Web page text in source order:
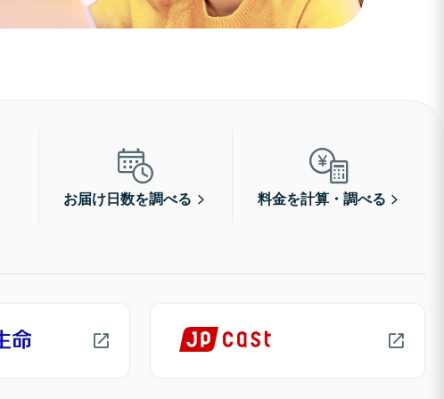
お届け日数を調べる 料金を計算・調べる